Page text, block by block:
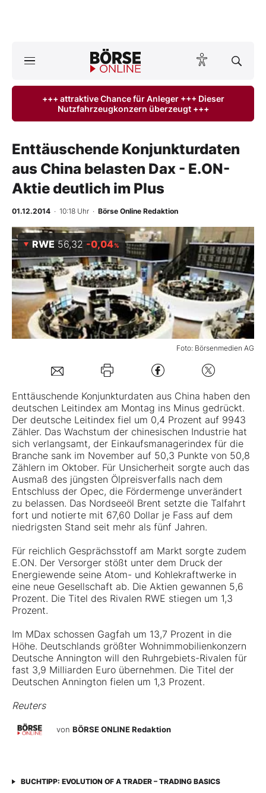
ktuelle Ausgabe BÖRSE ONLINE lesen
Anlageprodukte
Finanz-Check
BO-Musterdepots
Experten
Mein B:O
Mein Konto
Folgen Sie uns
Kontakt
+++ attraktive Chance für Anleger +++ Dieser
Nutzfahrzeugkonzern überzeugt +++
Enttäuschende Konjunkturdaten
aus China belasten Dax - E.ON-
Aktie deutlich im Plus
01.12.2014 · 10:18 Uhr · Börse Online Redaktion
Foto: Börsenmedien AG
RWE 56,32 -0,04%
Enttäuschende Konjunkturdaten aus China haben den
deutschen Leitindex am Montag ins Minus gedrückt.
Der deutsche Leitindex fiel um 0,4 Prozent auf 9943
Zähler. Das Wachstum der chinesischen Industrie hat
sich verlangsamt, der Einkaufsmanagerindex für die
Branche sank im November auf 50,3 Punkte von 50,8
Zählern im Oktober. Für Unsicherheit sorgte auch das
Ausmaß des jüngsten Ölpreisverfalls nach dem
Entschluss der Opec, die Fördermenge unverändert
zu belassen. Das Nordseeöl Brent setzte die Talfahrt
fort und notierte mit 67,60 Dollar je Fass auf dem
niedrigsten Stand seit mehr als fünf Jahren.
Für reichlich Gesprächsstoff am Markt sorgte zudem
E.ON. Der Versorger stößt unter dem Druck der
Energiewende seine Atom- und Kohlekraftwerke in
eine neue Gesellschaft ab. Die Aktien gewannen 5,6
Prozent. Die Titel des Rivalen RWE stiegen um 1,3
Prozent.
Im MDax schossen Gagfah um 13,7 Prozent in die
Höhe. Deutschlands größter Wohnimmobilienkonzern
Deutsche Annington will den Ruhrgebiets-Rivalen für
fast 3,9 Milliarden Euro übernehmen. Die Titel der
Deutschen Annington fielen um 1,3 Prozent.
Reuters
von BÖRSE ONLINE Redaktion
BUCHTIPP: EVOLUTION OF A TRADER – TRADING BASICS